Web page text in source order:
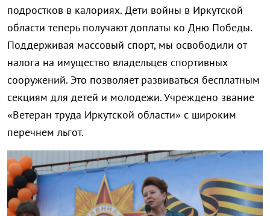
подростков в калориях. Дети войны в Иркутской
области теперь получают доплаты ко Дню Победы.
Поддерживая массовый спорт, мы освободили от
налога на имущество владельцев спортивных
сооружений. Это позволяет развиваться бесплатным
секциям для детей и молодежи. Учреждено звание
«Ветеран труда Иркутской области» с широким
перечнем льгот.